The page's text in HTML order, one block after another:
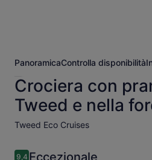
PanoramicaControlla disponibilità
Crociera con
Tweed e nella
Tweed Eco Cruises​
Recensioni
9,4 Eccezionale